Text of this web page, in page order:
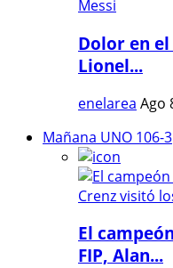
Dolor en
Lionel...
enelarea Ago
Mañana UNO 106-3
El
FIP, Alan...